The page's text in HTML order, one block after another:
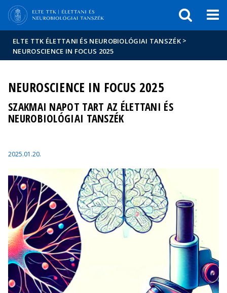
Események
ELTE a
sajtóban
ELTE TTK ÉLETTANI ÉS NEUROBIOLÓGIAI TANSZÉK >
NEUROSCIENCE IN FOCUS 2025
NEUROSCIENCE IN FOCUS 2025
SZAKMAI NAPOT TART AZ ÉLETTANI ÉS
NEUROBIOLÓGIAI TANSZÉK
2025.01.20.